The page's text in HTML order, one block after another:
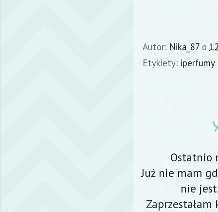
Autor: Nika_87 o
Etykiety: iperfumy
Ostatnio
Już nie mam
nie